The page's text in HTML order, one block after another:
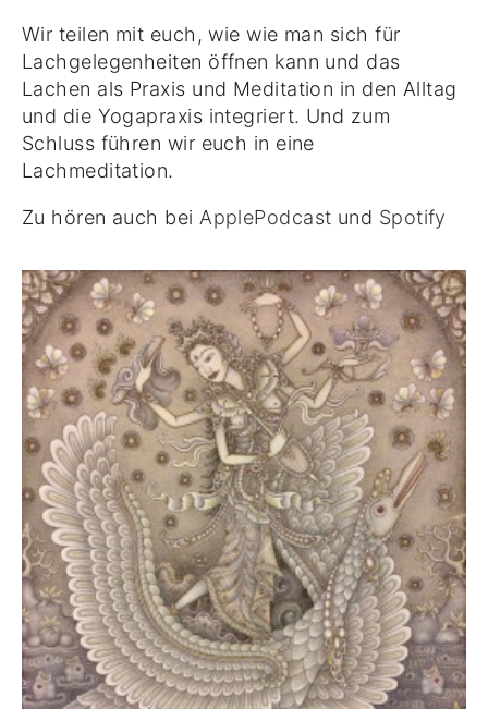
Wir teilen mit euch, wie wie man sich für
Lachgelegenheiten öffnen kann und das
Lachen als Praxis und Meditation in den Alltag
und die Yogapraxis integriert. Und zum
Schluss führen wir euch in eine
Lachmeditation.
Zu hören auch bei ApplePodcast und Spotify